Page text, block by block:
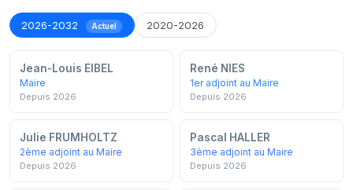
2026-2032 Actuel 2020-2026
Jean-Louis EIBEL
Maire
Depuis 2026
René NIES
1er adjoint au Maire
Depuis 2026
Julie FRUMHOLTZ
2ème adjoint au Maire
Depuis 2026
Pascal HALLER
3ème adjoint au Maire
Depuis 2026